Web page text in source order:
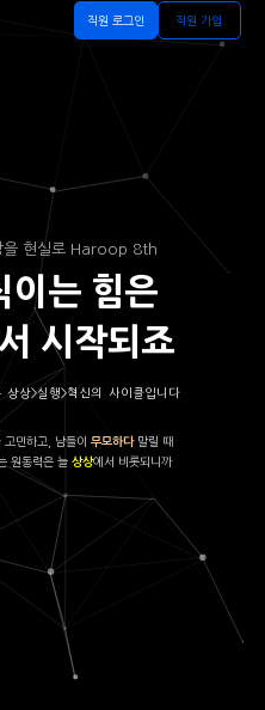
직원 로그인 직원 가입
현실로 Haroop 8th
이는 힘은
시작되죠
상>실행>혁신의 사이클입니다
민하고, 남들이 무모하다말릴 때
원동력은 늘 상상에서 비롯되니까